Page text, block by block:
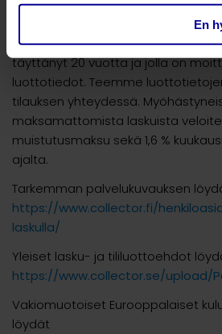
En
Collector Lasku/Osamaksua voi
täyttänyt 20 vuotta ja jolla on
luottotiedot. Teemme
tilauksen yhteydessä.
maksamattomista laskuista
muistutusmaksu sekä 1,6 %
ajalta.
Tarkemman palvelukuvauksen
https://www.collector.fi/
laskulla/
Yleiset lasku- ja tililuottoehdot
https://www.collector.se/upload/
Vakiomuotoiset Eurooppalaiset
löydät